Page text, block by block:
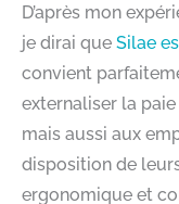
D’après mon
je dirai que Silae
convient
externaliser la
mais aussi aux
disposition de
ergonomique et